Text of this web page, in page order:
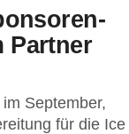
Partner
September,
für die Ice